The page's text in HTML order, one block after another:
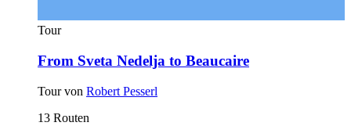
Tour
From Sveta Nedelja to Beaucaire
Tour von Robert Pesserl
13 Routen